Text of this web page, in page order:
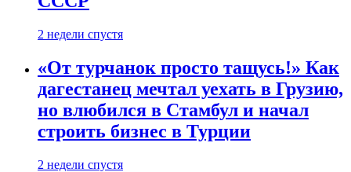
2 недели спустя
«От турчанок просто тащусь!» Как
дагестанец мечтал уехать в Грузию,
но влюбился в Стамбул и начал
строить бизнес в Турции
2 недели спустя